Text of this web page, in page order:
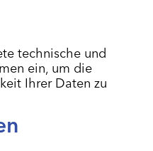
technische und
ein, um die
Ihrer Daten zu